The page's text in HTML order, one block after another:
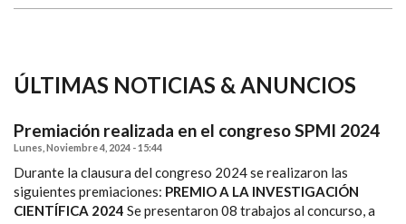
ÚLTIMAS NOTICIAS & ANUNCIOS
Premiación realizada en el congreso SPMI 2024
Lunes, Noviembre 4, 2024 - 15:44
Durante la clausura del congreso 2024 se realizaron las
siguientes premiaciones: PREMIO A LA INVESTIGACIÓN
CIENTÍFICA 2024 Se presentaron 08 trabajos al concurso, a